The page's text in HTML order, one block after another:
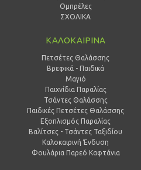
Ομπρέλες
ΣΧΟΛΙΚΑ
ΚΑΛΟΚΑΙΡΙΝΑ
Πετσέτες Θαλάσσης
Βρεφικά - Παιδικά
Μαγιό
Παιχνίδια Παραλίας
Τσάντες Θαλάσσης
Παιδικές Πετσέτες Θαλάσσης
Εξοπλισμός Παραλίας
Βαλίτσες - Τσάντες Ταξιδίου
Καλοκαιρινή Ένδυση
Φουλάρια Παρεό Καφτάνια